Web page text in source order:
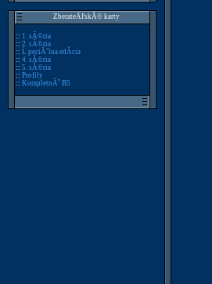
ZberateÄľskĂ© karty
:: 1. sĂ©ria
:: 2. sĂ©ria
:: Ĺ peciĂˇlna edĂ­cia
:: 4. sĂ©ria
:: 5. sĂ©ria
:: Profily
:: KompletnĂ˝ B5